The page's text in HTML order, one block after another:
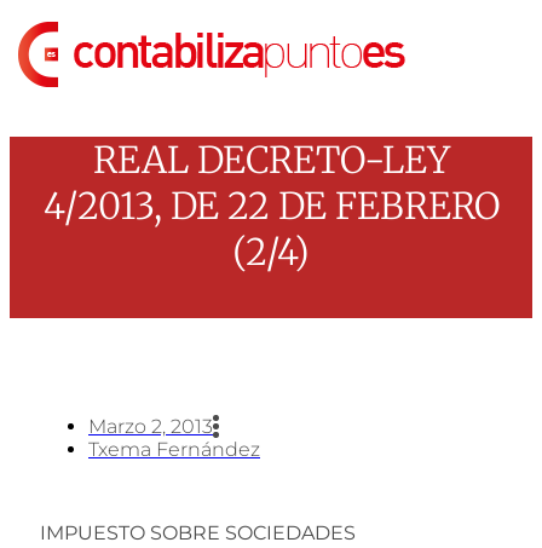
al
contenido
REAL DECRETO-LEY
4/2013, DE 22 DE FEBRERO
(2/4)
Marzo 2, 2013
Txema Fernández
IMPUESTO SOBRE SOCIEDADES